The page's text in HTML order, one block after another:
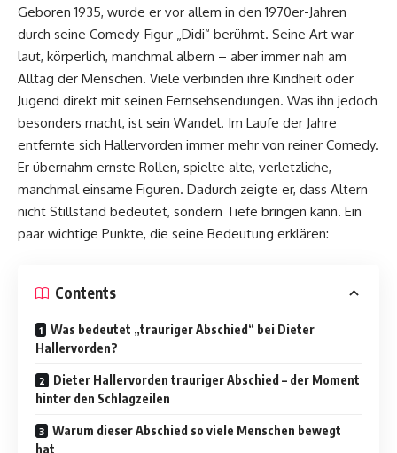
Geboren 1935, wurde er vor allem in den 1970er-Jahren
durch seine Comedy-Figur „Didi“ berühmt. Seine Art war
laut, körperlich, manchmal albern – aber immer nah am
Alltag der Menschen. Viele verbinden ihre Kindheit oder
Jugend direkt mit seinen Fernsehsendungen. Was ihn jedoch
besonders macht, ist sein Wandel. Im Laufe der Jahre
entfernte sich Hallervorden immer mehr von reiner Comedy.
Er übernahm ernste Rollen, spielte alte, verletzliche,
manchmal einsame Figuren. Dadurch zeigte er, dass Altern
nicht Stillstand bedeutet, sondern Tiefe bringen kann. Ein
paar wichtige Punkte, die seine Bedeutung erklären:
Contents
Was bedeutet „trauriger Abschied“ bei Dieter
Hallervorden?
Dieter Hallervorden trauriger Abschied – der Moment
hinter den Schlagzeilen
Warum dieser Abschied so viele Menschen bewegt
hat